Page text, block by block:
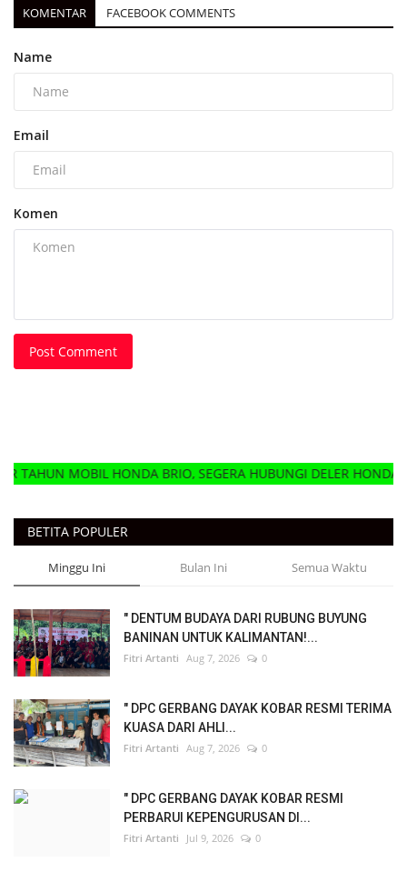
KOMENTAR FACEBOOK COMMENTS
Name
Email
Komen
Post Comment
HONDA BRIO, SEGERA HUBUNGI DELER HONDA MOBIL
BETITA POPULER
Minggu Ini Bulan Ini Semua Waktu
" DENTUM BUDAYA DARI RUBUNG BUYUNG
BANINAN UNTUK KALIMANTAN!...
Fitri Artanti Aug 7, 2026 0
" DPC GERBANG DAYAK KOBAR RESMI TERIMA
KUASA DARI AHLI...
Fitri Artanti Aug 7, 2026 0
" DPC GERBANG DAYAK KOBAR RESMI
PERBARUI KEPENGURUSAN DI...
Fitri Artanti Jul 9, 2026 0